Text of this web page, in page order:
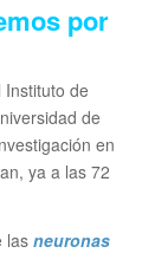
por
de
de
en
ya a las 72
las neuronas